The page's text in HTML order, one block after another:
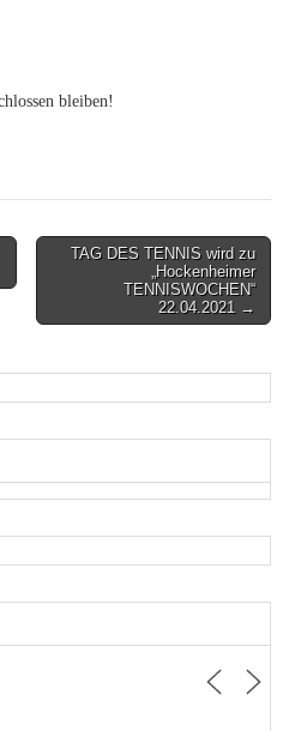
bleiben!
TAG DES TENNIS wird zu
„Hockenheimer
TENNISWOCHEN“
22.04.2021 →